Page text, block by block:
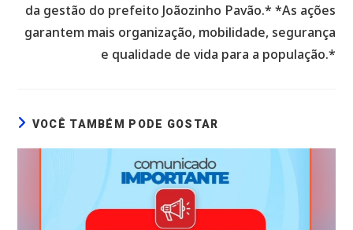
da gestão do prefeito Joãozinho Pavão.* *As ações
garantem mais organização, mobilidade, segurança
e qualidade de vida para a população.*
VOCÊ TAMBÉM PODE GOSTAR